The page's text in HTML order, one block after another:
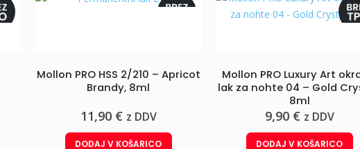
Mollon PRO HSS 2/210 – Apricot
Brandy, 8ml
11,90 € z DDV
DODAJ V KOŠARICO
Mollon PRO Luxury Art
lak za nohte 04 – Gold
8ml
9,90 € z DDV
DODAJ V KOŠARICO